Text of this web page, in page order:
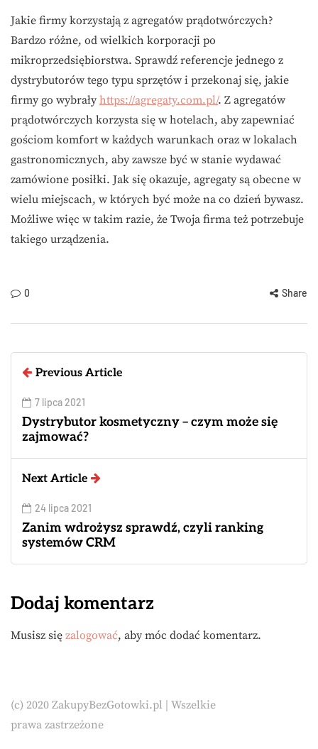
Jakie firmy korzystają z agregatów prądotwórczych?
Bardzo różne, od wielkich korporacji po
mikroprzedsiębiorstwa. Sprawdź referencje jednego z
dystrybutorów tego typu sprzętów i przekonaj się, jakie
firmy go wybrały https://agregaty.com.pl/. Z agregatów
prądotwórczych korzysta się w hotelach, aby zapewniać
gościom komfort w każdych warunkach oraz w lokalach
gastronomicznych, aby zawsze być w stanie wydawać
zamówione posiłki. Jak się okazuje, agregaty są obecne w
wielu miejscach, w których być może na co dzień bywasz.
Możliwe więc w takim razie, że Twoja firma też potrzebuje
takiego urządzenia.
0 Share
Previous Article
7 lipca 2021
Dystrybutor kosmetyczny – czym może się
zajmować?
Next Article
24 lipca 2021
Zanim wdrożysz sprawdź, czyli ranking
systemów CRM
Dodaj komentarz
Musisz się zalogować, aby móc dodać komentarz.
(c) 2020 ZakupyBezGotowki.pl | Wszelkie
prawa zastrzeżone